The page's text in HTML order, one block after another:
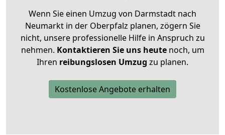
Wenn Sie einen Umzug von Darmstadt nach
Neumarkt in der Oberpfalz planen, zögern Sie
nicht, unsere professionelle Hilfe in Anspruch zu
nehmen. Kontaktieren Sie uns heutenoch, um
Ihren reibungslosen Umzug zu planen.
Kostenlose Angebote erhalten